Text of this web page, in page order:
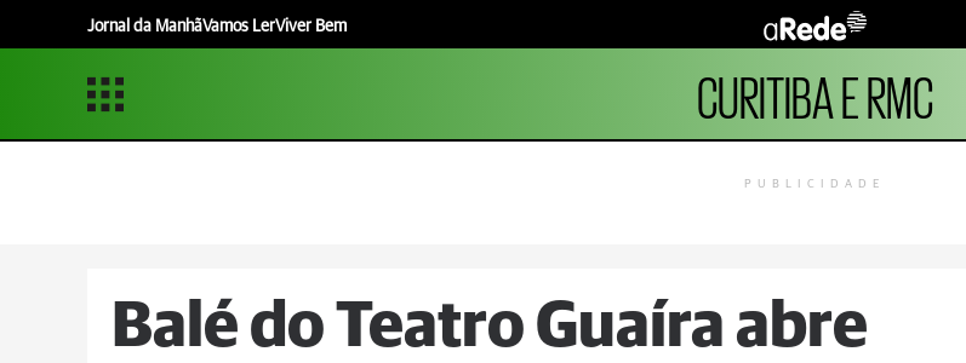
Jornal da ManhãVamos LerViver Bem
CURITIBA E RMC
PUBLICIDADE
Balé do Teatro Guaíra abre